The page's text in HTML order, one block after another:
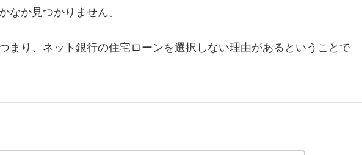
なか見つかりません。
まり、ネット銀行の住宅ローンを選択しない理由があるということで